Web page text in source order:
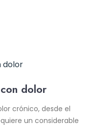
dolor
crónico, desde el
un considerable